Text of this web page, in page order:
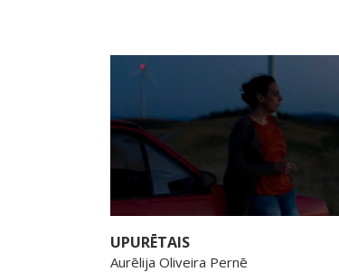
UPURĒTAIS
Aurēlija Oliveira Pernē